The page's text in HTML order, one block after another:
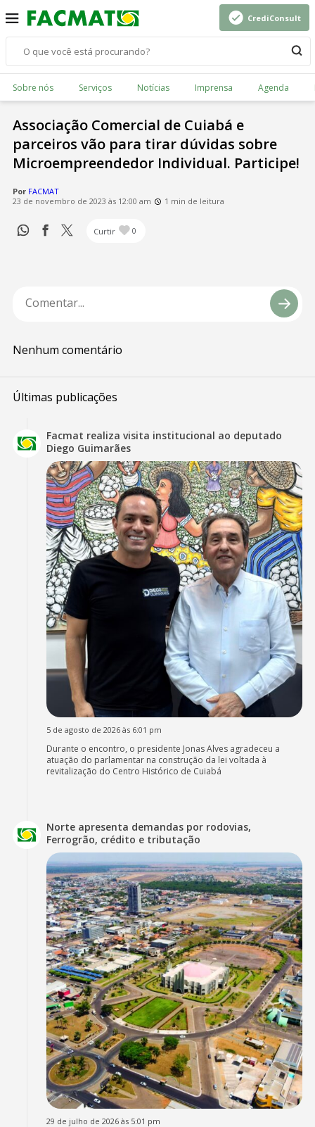
CrediConsult
Sobre nós Serviços Notícias Imprensa Agenda
Associação Comercial de Cuiabá e
parceiros vão para tirar dúvidas sobre
Microempreendedor Individual. Participe!
Por FACMAT
23 de novembro de 2023 às 12:00 am
1 min de leitura
Curtir 0
Nenhum comentário
Últimas publicações
Facmat realiza visita institucional ao deputado
Diego Guimarães
5 de agosto de 2026 às 6:01 pm
Durante o encontro, o presidente Jonas Alves agradeceu a
atuação do parlamentar na construção da lei voltada à
revitalização do Centro Histórico de Cuiabá
Norte apresenta demandas por rodovias,
Ferrogrão, crédito e tributação
29 de julho de 2026 às 5:01 pm